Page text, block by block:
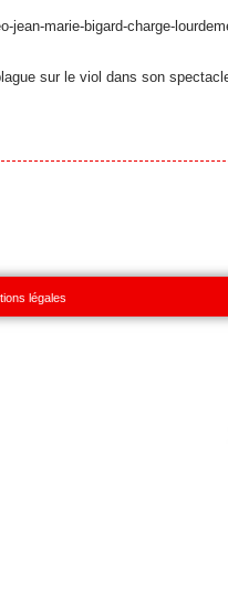
marie-bigard-charge-
sur le viol dans son
légales